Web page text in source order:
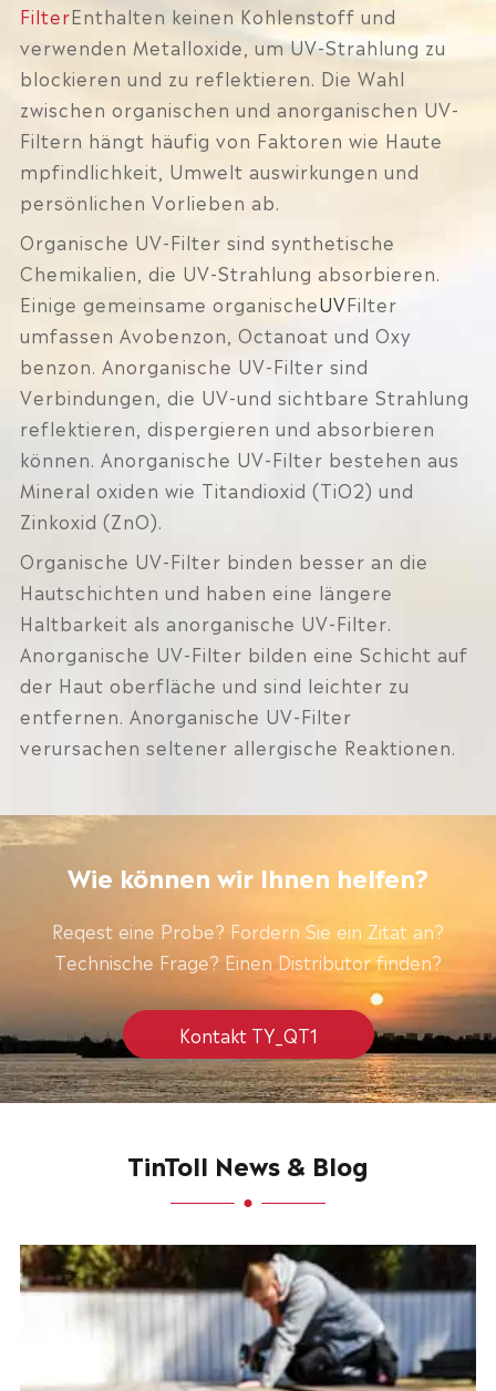
FilterEnthalten keinen Kohlenstoff und
verwenden Metalloxide, um UV-Strahlung zu
blockieren und zu reflektieren. Die Wahl
zwischen organischen und anorganischen UV-
Filtern hängt häufig von Faktoren wie Haute
mpfindlichkeit, Umwelt auswirkungen und
persönlichen Vorlieben ab.
Organische UV-Filter sind synthetische
Chemikalien, die UV-Strahlung absorbieren.
Einige gemeinsame organischeUVFilter
umfassen Avobenzon, Octanoat und Oxy
benzon. Anorganische UV-Filter sind
Verbindungen, die UV-und sichtbare Strahlung
reflektieren, dispergieren und absorbieren
können. Anorganische UV-Filter bestehen aus
Mineral oxiden wie Titandioxid (TiO2) und
Zinkoxid (ZnO).
Organische UV-Filter binden besser an die
Hautschichten und haben eine längere
Haltbarkeit als anorganische UV-Filter.
Anorganische UV-Filter bilden eine Schicht auf
der Haut oberfläche und sind leichter zu
entfernen. Anorganische UV-Filter
verursachen seltener allergische Reaktionen.
Wie können wir Ihnen helfen?
Reqest eine Probe? Fordern Sie ein Zitat an?
Technische Frage? Einen Distributor finden?
Kontakt TY_QT1
TinToll News & Blog